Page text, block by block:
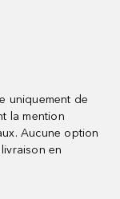
uniquement de
la mention
Aucune option
en